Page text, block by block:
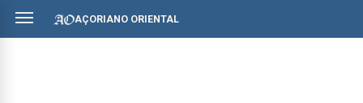
AÇORIANO ORIENTAL